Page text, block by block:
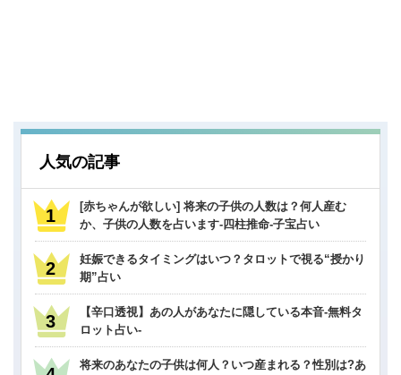
人気の記事
[赤ちゃんが欲しい] 将来の子供の人数は？何人産む
か、子供の人数を占います-四柱推命-子宝占い
妊娠できるタイミングはいつ？タロットで視る“授かり
期”占い
【辛口透視】あの人があなたに隠している本音-無料タ
ロット占い-
将来のあなたの子供は何人？いつ産まれる？性別は?あ